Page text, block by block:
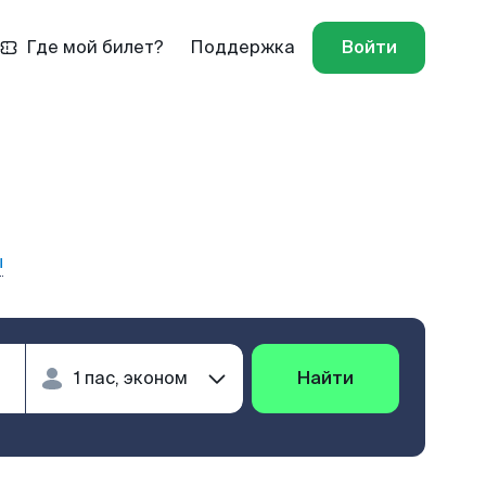
Где мой билет? Поддержка Войти
Найти